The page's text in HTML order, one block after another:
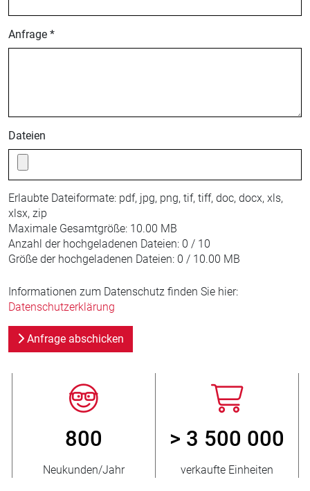
Anfrage *
Dateien
Erlaubte Dateiformate: pdf, jpg, png, tif, tiff, doc, docx, xls,
xlsx, zip
Maximale Gesamtgröße: 10.00 MB
Anzahl der hochgeladenen Dateien: 0 / 10
Größe der hochgeladenen Dateien: 0 / 10.00 MB
Informationen zum Datenschutz finden Sie hier:
Datenschutzerklärung
Anfrage abschicken
800
Neukunden/Jahr
> 3 500 000
verkaufte Einheiten